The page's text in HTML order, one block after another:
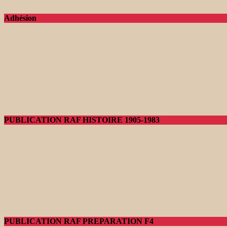
Adhésion
PUBLICATION RAF HISTOIRE 1905-1983
PUBLICATION RAF PREPARATION F4